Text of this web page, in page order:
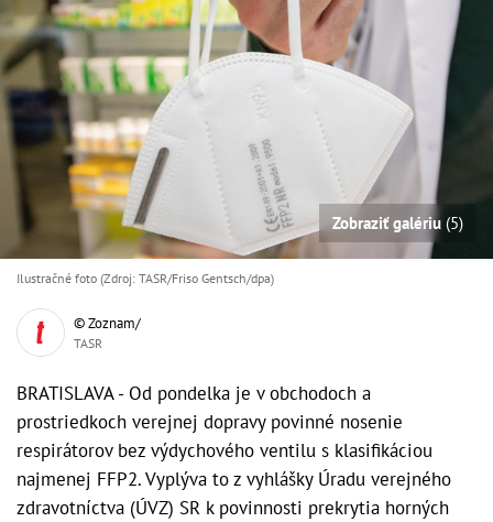
Zobraziť galériu (5)
Ilustračné foto (Zdroj: TASR/Friso Gentsch/dpa)
© Zoznam/
TASR
BRATISLAVA - Od pondelka je v obchodoch a
prostriedkoch verejnej dopravy povinné nosenie
respirátorov bez výdychového ventilu s klasifikáciou
najmenej FFP2. Vyplýva to z vyhlášky Úradu verejného
zdravotníctva (ÚVZ) SR k povinnosti prekrytia horných